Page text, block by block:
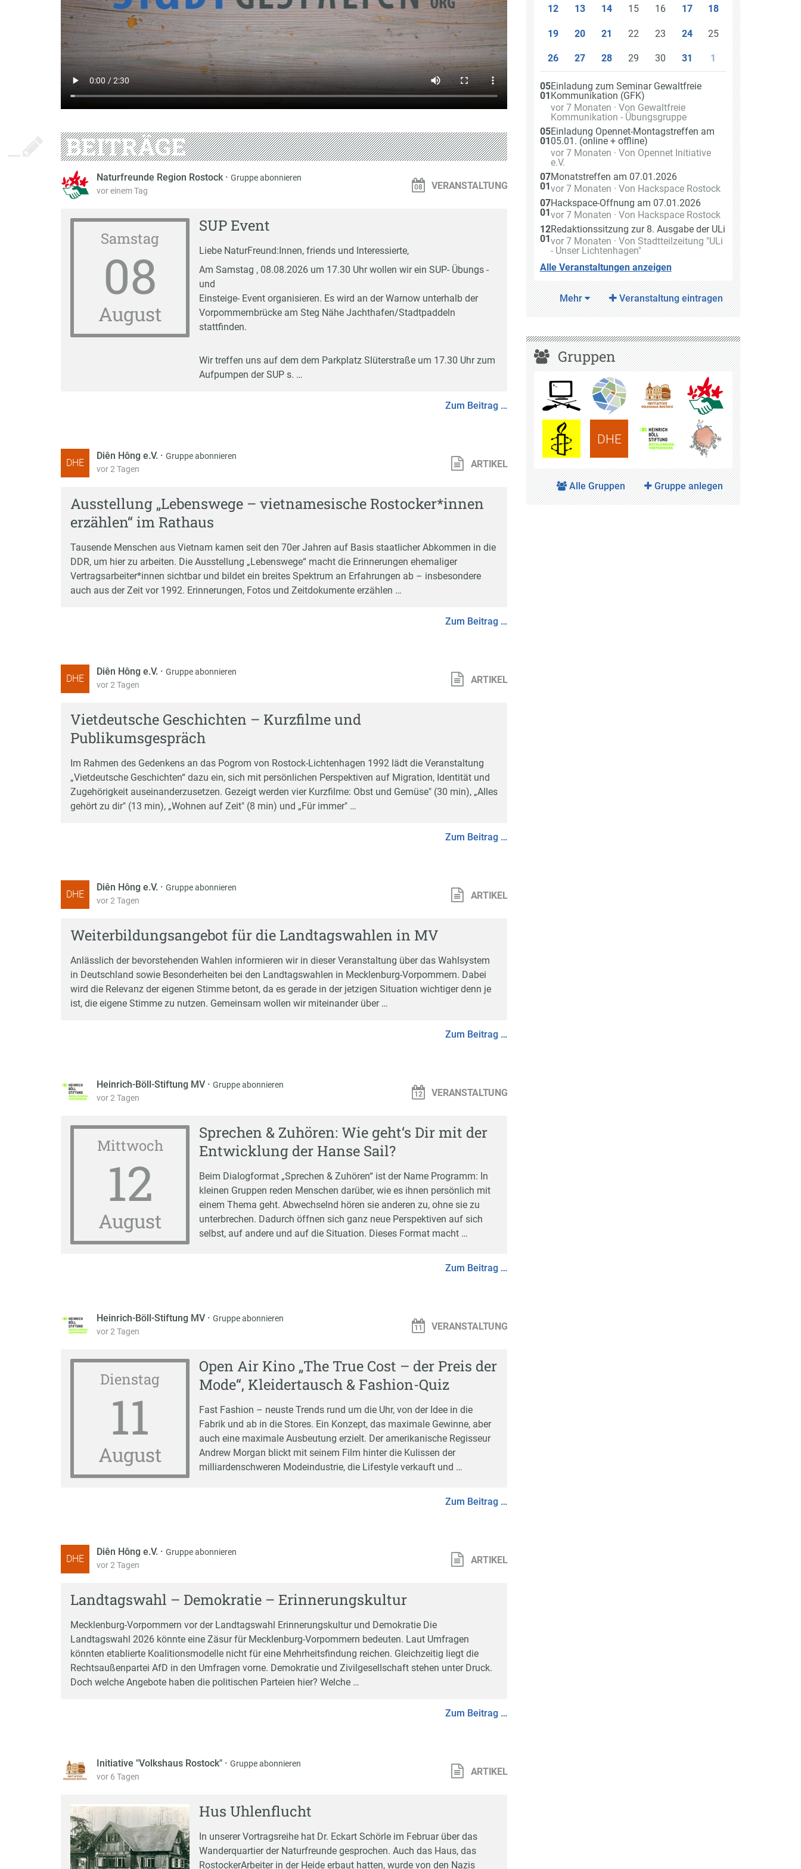
BEITRÄGE
Naturfreunde Region Rostock · Gruppe abonnieren
vor einem Tag
VERANSTALTUNG
Samstag
08
August
SUP Event
Liebe NaturFreund:Innen, friends und Interessierte,
Am Samstag , 08.08.2026 um 17.30 Uhr wollen wir ein SUP- Übungs -
und
Einsteige- Event organisieren. Es wird an der Warnow unterhalb der
Vorpommernbrücke am Steg Nähe Jachthafen/Stadtpaddeln
stattfinden.
Wir treffen uns auf dem dem Parkplatz Slüterstraße um 17.30 Uhr zum
Aufpumpen der SUP s. …
Zum Beitrag …
DHE
Diên Hông e.V. · Gruppe abonnieren
vor 2 Tagen
ARTIKEL
Ausstellung „Lebenswege – vietnamesische Rostocker*innen
erzählen“ im Rathaus
Tausende Menschen aus Vietnam kamen seit den 70er Jahren auf Basis staatlicher Abkommen in die
DDR, um hier zu arbeiten. Die Ausstellung „Lebenswege“ macht die Erinnerungen ehemaliger
Vertragsarbeiter*innen sichtbar und bildet ein breites Spektrum an Erfahrungen ab – insbesondere
auch aus der Zeit vor 1992. Erinnerungen, Fotos und Zeitdokumente erzählen …
Zum Beitrag …
DHE
Diên Hông e.V. · Gruppe abonnieren
vor 2 Tagen
ARTIKEL
Vietdeutsche Geschichten – Kurzfilme und
Publikumsgespräch
Im Rahmen des Gedenkens an das Pogrom von Rostock-Lichtenhagen 1992 lädt die Veranstaltung
„Vietdeutsche Geschichten“ dazu ein, sich mit persönlichen Perspektiven auf Migration, Identität und
Zugehörigkeit auseinanderzusetzen. Gezeigt werden vier Kurzfilme: Obst und Gemüse" (30 min), „Alles
gehört zu dir" (13 min), „Wohnen auf Zeit" (8 min) und „Für immer" …
Zum Beitrag …
DHE
Diên Hông e.V. · Gruppe abonnieren
vor 2 Tagen
ARTIKEL
Weiterbildungsangebot für die Landtagswahlen in MV
Anlässlich der bevorstehenden Wahlen informieren wir in dieser Veranstaltung über das Wahlsystem
in Deutschland sowie Besonderheiten bei den Landtagswahlen in Mecklenburg-Vorpommern. Dabei
wird die Relevanz der eigenen Stimme betont, da es gerade in der jetzigen Situation wichtiger denn je
ist, die eigene Stimme zu nutzen. Gemeinsam wollen wir miteinander über …
Zum Beitrag …
Heinrich-Böll-Stiftung MV · Gruppe abonnieren
vor 2 Tagen
VERANSTALTUNG
Mittwoch
12
August
Sprechen & Zuhören: Wie geht‘s Dir mit der
Entwicklung der Hanse Sail?
Beim Dialogformat „Sprechen & Zuhören“ ist der Name Programm: In
kleinen Gruppen reden Menschen darüber, wie es ihnen persönlich mit
einem Thema geht. Abwechselnd hören sie anderen zu, ohne sie zu
unterbrechen. Dadurch öffnen sich ganz neue Perspektiven auf sich
selbst, auf andere und auf die Situation. Dieses Format macht …
Zum Beitrag …
Heinrich-Böll-Stiftung MV · Gruppe abonnieren
vor 2 Tagen
VERANSTALTUNG
Dienstag
11
August
Open Air Kino „The True Cost – der Preis der
Mode“, Kleidertausch & Fashion-Quiz
Fast Fashion – neuste Trends rund um die Uhr, von der Idee in die
Fabrik und ab in die Stores. Ein Konzept, das maximale Gewinne, aber
auch eine maximale Ausbeutung erzielt. Der amerikanische Regisseur
Andrew Morgan blickt mit seinem Film hinter die Kulissen der
milliardenschweren Modeindustrie, die Lifestyle verkauft und …
Zum Beitrag …
DHE
Diên Hông e.V. · Gruppe abonnieren
vor 2 Tagen
ARTIKEL
Landtagswahl – Demokratie – Erinnerungskultur
Mecklenburg-Vorpommern vor der Landtagswahl Erinnerungskultur und Demokratie Die
Landtagswahl 2026 könnte eine Zäsur für Mecklenburg-Vorpommern bedeuten. Laut Umfragen
könnten etablierte Koalitionsmodelle nicht für eine Mehrheitsfindung reichen. Gleichzeitig liegt die
Rechtsaußenpartei AfD in den Umfragen vorne. Demokratie und Zivilgesellschaft stehen unter Druck.
Doch welche Angebote haben die politischen Parteien hier? Welche …
Zum Beitrag …
Initiative "Volkshaus Rostock" · Gruppe abonnieren
vor 6 Tagen
ARTIKEL
Hus Uhlenflucht
In unserer Vortragsreihe hat Dr. Eckart Schörle im Februar über das
Wanderquartier der Naturfreunde gesprochen. Auch das Haus, das
RostockerArbeiter in der Heide erbaut hatten, wurde von den Nazis
12 13 14 15 16 17 18
19 20 21 22 23 24 25
26 27 28 29 30 31 1
Am
05
01
Einladung zum Seminar Gewaltfreie
Kommunikation (GFK)
vor 7 Monaten Veranstaltet
von
· Von Gewaltfreie
Kommunikation - Übungsgruppe
Am
05
01
Einladung Opennet-Montagstreffen am
05.01. (online + offline)
vor 7 Monaten Veranstaltet
· Von Opennet Initiative
e.V.
Am
07
01
Monatstreffen am 07.01.2026
vor 7 Monaten Veranstaltet
von
· Von Hackspace Rostock
Am
07
01
Hackspace-Öffnung am 07.01.2026
vor 7 Monaten Veranstaltet
· Von Hackspace Rostock
Am
12
01
Redaktionssitzung zur 8. Ausgabe der ULi
vor 7 Monaten Veranstaltet
von
· Von Stadtteilzeitung "ULi
- Unser Lichtenhagen"
Alle Veranstaltungen anzeigen
Mehr Veranstaltung eintragen
Gruppen
DHE
Alle Gruppen Gruppe anlegen